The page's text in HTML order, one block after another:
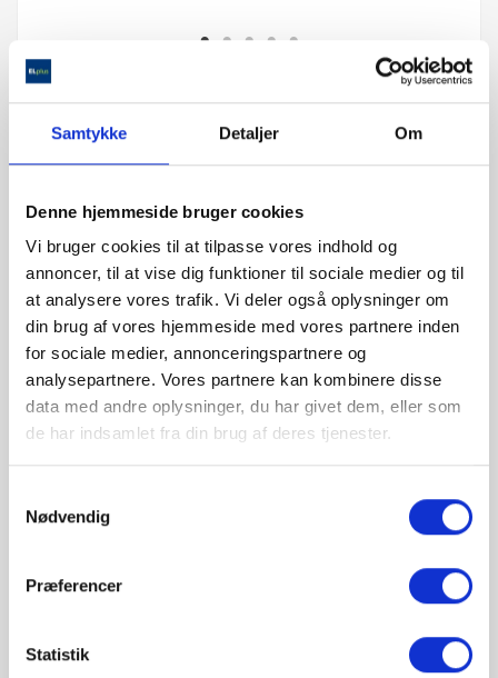
Samtykke Detaljer Om
Denne hjemmeside bruger cookies
Vi bruger cookies til at tilpasse vores indhold og
annoncer, til at vise dig funktioner til sociale medier og til
at analysere vores trafik. Vi deler også oplysninger om
din brug af vores hjemmeside med vores partnere inden
for sociale medier, annonceringspartnere og
analysepartnere. Vores partnere kan kombinere disse
data med andre oplysninger, du har givet dem, eller som
de har indsamlet fra din brug af deres tjenester.
Nødvendig
Præferencer
Statistik
Cognoli
Skrivebordslampe
999,00 kr.
2-3 hverdage
På lager
Viser klokkeslæt, temperatur og dato i display
 TILFØJ TIL KURV